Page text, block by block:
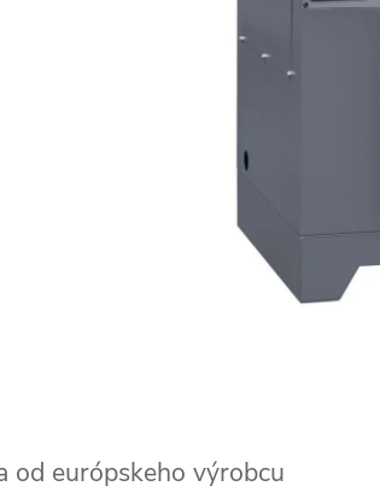
od európskeho výrobcu